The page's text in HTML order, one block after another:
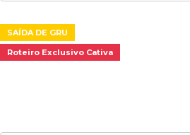
SAÍDA DE GRU
Roteiro Exclusivo Cativa